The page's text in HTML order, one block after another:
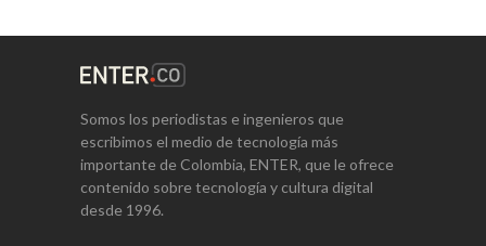
Somos los periodistas e ingenieros que
escribimos el medio de tecnología más
importante de Colombia, ENTER, que le ofrece
contenido sobre tecnología y cultura digital
desde 1996.